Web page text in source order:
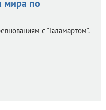
мира по
с "Галамартом".